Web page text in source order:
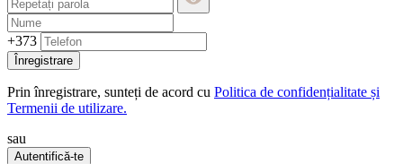
+373
Înregistrare
Prin înregistrare, sunteți de acord cu Politica de confidențialitate și
Termenii de utilizare.
sau
Autentifică-te